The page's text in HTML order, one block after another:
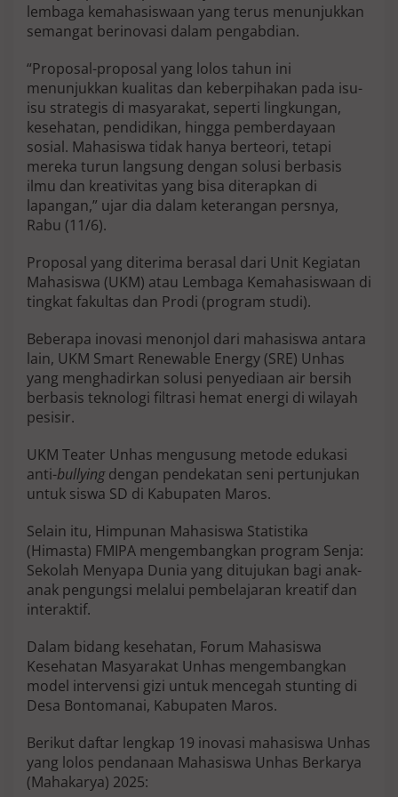
B
i
a
K
e
g
i
a
t
a
n
u
t
a
P
e
r
L
e
g
a
lembaga kemahasiswaan yang terus menunjukkan
semangat berinovasi dalam pengabdian.
“Proposal-proposal yang lolos tahun ini
menunjukkan kualitas dan keberpihakan pada isu-
isu strategis di masyarakat, seperti lingkungan,
kesehatan, pendidikan, hingga pemberdayaan
sosial. Mahasiswa tidak hanya berteori, tetapi
mereka turun langsung dengan solusi berbasis
ilmu dan kreativitas yang bisa diterapkan di
lapangan,” ujar dia dalam keterangan persnya,
Rabu (11/6).
Proposal yang diterima berasal dari Unit Kegiatan
Mahasiswa (UKM) atau Lembaga Kemahasiswaan di
tingkat fakultas dan Prodi (program studi).
Beberapa inovasi menonjol dari mahasiswa antara
lain, UKM Smart Renewable Energy (SRE) Unhas
yang menghadirkan solusi penyediaan air bersih
berbasis teknologi filtrasi hemat energi di wilayah
pesisir.
UKM Teater Unhas mengusung metode edukasi
anti-bullyingdengan pendekatan seni pertunjukan
untuk siswa SD di Kabupaten Maros.
Selain itu, Himpunan Mahasiswa Statistika
(Himasta) FMIPA mengembangkan program Senja:
Sekolah Menyapa Dunia yang ditujukan bagi anak-
anak pengungsi melalui pembelajaran kreatif dan
interaktif.
Dalam bidang kesehatan, Forum Mahasiswa
Kesehatan Masyarakat Unhas mengembangkan
model intervensi gizi untuk mencegah stunting di
Desa Bontomanai, Kabupaten Maros.
Berikut daftar lengkap 19 inovasi mahasiswa Unhas
yang lolos pendanaan Mahasiswa Unhas Berkarya
(Mahakarya) 2025: